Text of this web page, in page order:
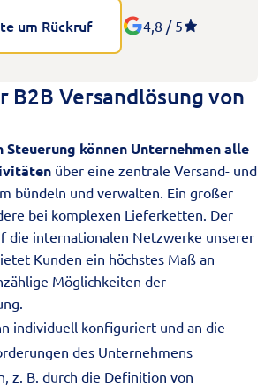
um Rückruf 4,8 / 5
B2B Versandlösung von
Steuerung können Unternehmen alle
über eine zentrale Versand- und
bündeln und verwalten. Ein großer
bei komplexen Lieferketten. Der
die internationalen Netzwerke unserer
Kunden ein höchstes Maß an
Möglichkeiten der
individuell konfiguriert und an die
des Unternehmens
z. B. durch die Definition von